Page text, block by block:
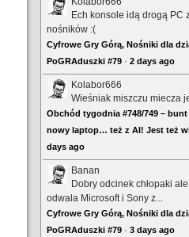
Ech konsole idą drogą PC
nośników :(
Cyfrowe Gry Górą, Nośniki dla
PoGRAduszki #79 · 2 days ago
Kolabor666
Wieśniak miszczu miecza
Obchód tygodnia #748/749 –
nowy laptop… też z AI! Jest też
days ago
Banan
Dobry odcinek chłopaki
odwala Microsoft i Sony z...
Cyfrowe Gry Górą, Nośniki dla
PoGRAduszki #79 · 3 days ago